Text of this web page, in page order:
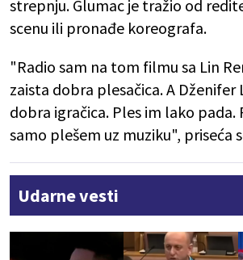
strepnju. Glumac je tražio od
scenu ili pronađe koreografa.
"Radio sam na tom filmu sa Lin
zaista dobra plesačica. A Dženifer
dobra igračica. Ples im lako pada.
samo plešem uz muziku", priseća
Udarne vesti